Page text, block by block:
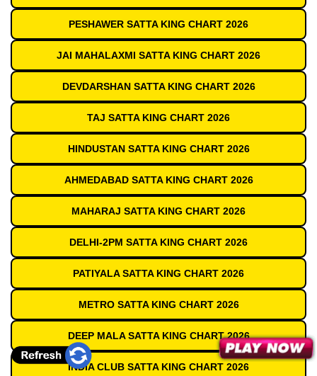
PESHAWER SATTA KING CHART 2026
JAI MAHALAXMI SATTA KING CHART 2026
DEVDARSHAN SATTA KING CHART 2026
TAJ SATTA KING CHART 2026
HINDUSTAN SATTA KING CHART 2026
AHMEDABAD SATTA KING CHART 2026
MAHARAJ SATTA KING CHART 2026
DELHI-2PM SATTA KING CHART 2026
PATIYALA SATTA KING CHART 2026
METRO SATTA KING CHART 2026
DEEP MALA SATTA KING CHART 2026
INDIA CLUB SATTA KING CHART 2026